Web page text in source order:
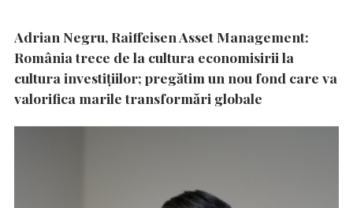
Adrian Negru, Raiffeisen Asset Management:
România trece de la cultura economisirii la
cultura investițiilor; pregătim un nou fond care va
valorifica marile transformări globale